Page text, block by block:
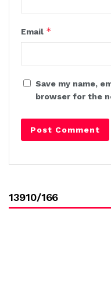
Email *
Save my name,
browser for the
13910/166